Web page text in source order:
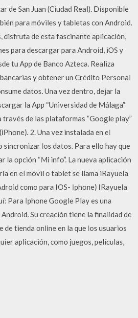
de San Juan (Ciudad Real). Disponible
para móviles y tabletas con Android.
disfruta de esta fascinante aplicación,
para descargar para Android, iOS y
tu App de Banco Azteca. Realiza
y obtener un Crédito Personal
datos. Una vez dentro, dejar la
la App “Universidad de Málaga”
de las plataformas “Google play”
2. Una vez instalada en el
sincronizar los datos. Para ello hay que
la opción “Mi info”. La nueva aplicación
en el móvil o tablet se llama iRayuela
como para IOS- Iphone) IRayuela
Para Iphone Google Play es una
Su creación tiene la finalidad de
de tienda online en la que los usuarios
aplicación, como juegos, películas,